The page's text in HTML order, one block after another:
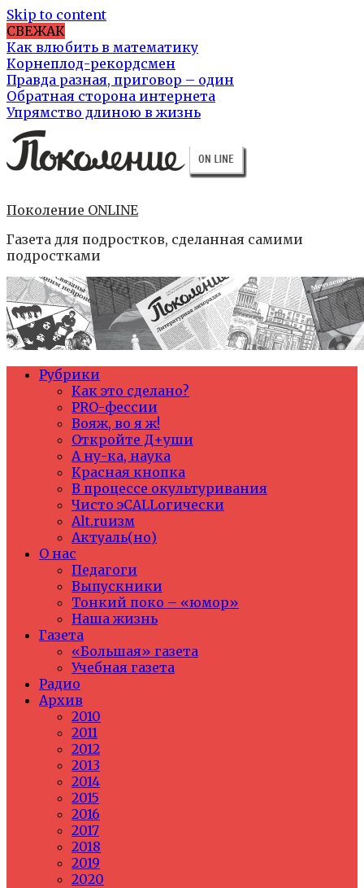
Skip to content
СВЕЖАК
Как влюбить в математику
Корнеплод-рекордсмен
Правда разная, приговор – один
Обратная сторона интернета
Упрямство длиною в жизнь
Поколение ONLINE
Газета для подростков, сделанная самими
подростками
Рубрики
Как это сделано?
PRO-фессии
Вояж, во я ж!
Откройте Д+уши
А ну-ка, наука
Красная кнопка
В процессе окультуривания
Чисто эCALLогически
Alt.ruизм
Актуаль(но)
О нас
Педагоги
Выпускники
Тонкий поко – «юмор»
Наша жизнь
Газета
«Большая» газета
Учебная газета
Радио
Архив
2010
2011
2012
2013
2014
2015
2016
2017
2018
2019
2020